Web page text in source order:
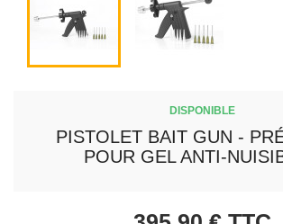
DISPONIBLE
PISTOLET BAIT GUN -
POUR GEL ANTI-